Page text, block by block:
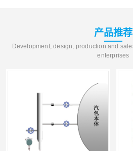
产品推荐
Development, design, production and
enterprises